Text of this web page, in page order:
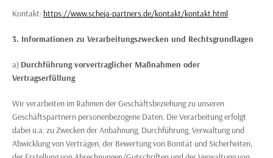
Kontakt: https://www.scheja-partners.de/kontakt/kontakt.html
3. Informationen zu Verarbeitungszwecken und Rechtsgrundlagen
a) Durchführung vorvertraglicher Maßnahmen oder
Vertragserfüllung
Wir verarbeiten im Rahmen der Geschäftsbeziehung zu unseren
Geschäftspartnern personenbezogene Daten. Die Verarbeitung erfolgt
dabei u.a. zu Zwecken der Anbahnung, Durchführung, Verwaltung und
Abwicklung von Verträgen, der Bewertung von Bonität und Sicherheiten,